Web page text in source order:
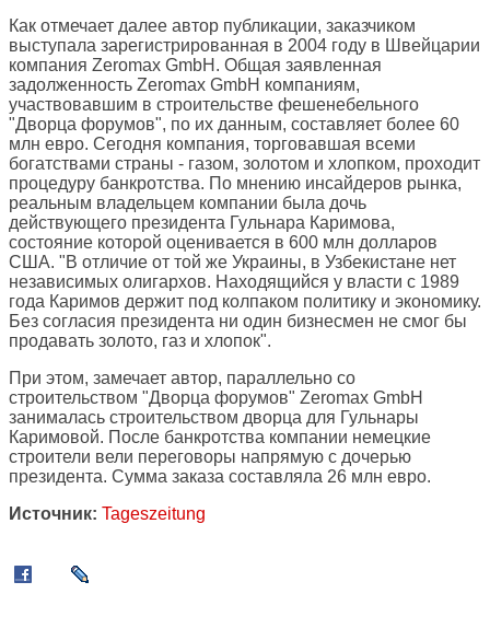
Как отмечает далее автор публикации, заказчиком
выступала зарегистрированная в 2004 году в Швейцарии
компания Zeromax GmbH. Общая заявленная
задолженность Zeromax GmbH компаниям,
участвовавшим в строительстве фешенебельного
"Дворца форумов", по их данным, составляет более 60
млн евро. Сегодня компания, торговавшая всеми
богатствами страны - газом, золотом и хлопком, проходит
процедуру банкротства. По мнению инсайдеров рынка,
реальным владельцем компании была дочь
действующего президента Гульнара Каримова,
состояние которой оценивается в 600 млн долларов
США. "В отличие от той же Украины, в Узбекистане нет
независимых олигархов. Находящийся у власти с 1989
года Каримов держит под колпаком политику и экономику.
Без согласия президента ни один бизнесмен не смог бы
продавать золото, газ и хлопок".
При этом, замечает автор, параллельно со
строительством "Дворца форумов" Zeromax GmbH
занималась строительством дворца для Гульнары
Каримовой. После банкротства компании немецкие
строители вели переговоры напрямую с дочерью
президента. Сумма заказа составляла 26 млн евро.
Источник: Tageszeitung